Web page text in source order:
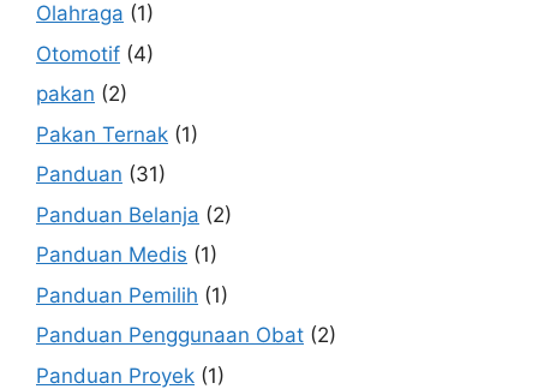
Olahraga (1)
Otomotif (4)
pakan (2)
Pakan Ternak (1)
Panduan (31)
Panduan Belanja (2)
Panduan Medis (1)
Panduan Pemilih (1)
Panduan Penggunaan Obat (2)
Panduan Proyek (1)